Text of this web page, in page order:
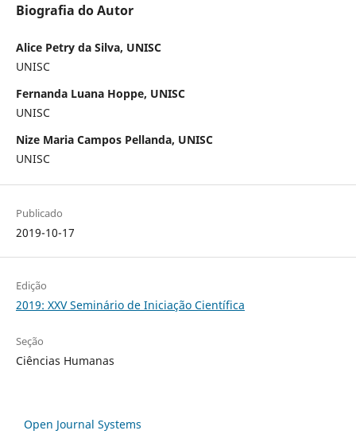
Biografia do Autor
Alice Petry da Silva, UNISC
UNISC
Fernanda Luana Hoppe, UNISC
UNISC
Nize Maria Campos Pellanda, UNISC
UNISC
Publicado
2019-10-17
Edição
2019: XXV Seminário de Iniciação Científica
Seção
Ciências Humanas
Open Journal Systems